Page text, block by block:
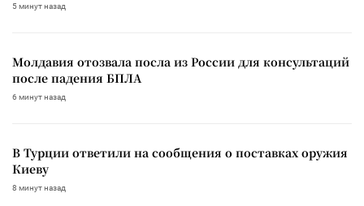
5 минут назад
Молдавия отозвала посла из России для консультаций
после падения БПЛА
6 минут назад
В Турции ответили на сообщения о поставках оружия
Киеву
8 минут назад